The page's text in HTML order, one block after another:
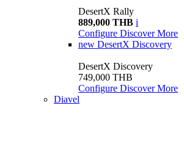
DesertX Rally
889,000 THB i
Configure Discover More
new DesertX Discovery
DesertX Discovery
749,000 THB
Configure Discover More
Diavel